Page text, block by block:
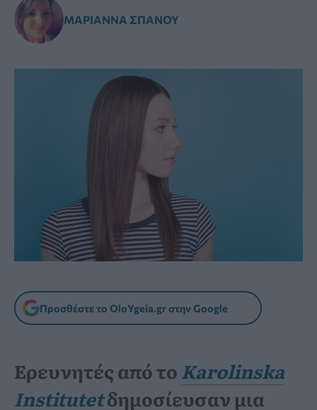
ΜΑΡΙΆΝΝΑ ΣΠΑΝΟΎ
Προσθέστε το OloYgeia.gr στην Google
Ερευνητές από τοKarolinska
Institutetδημοσίευσαν μια